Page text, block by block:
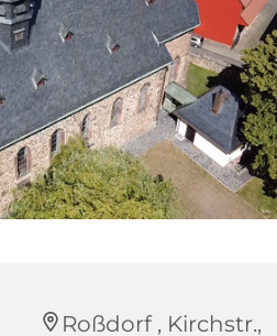
Roßdorf , Kirchstr.,